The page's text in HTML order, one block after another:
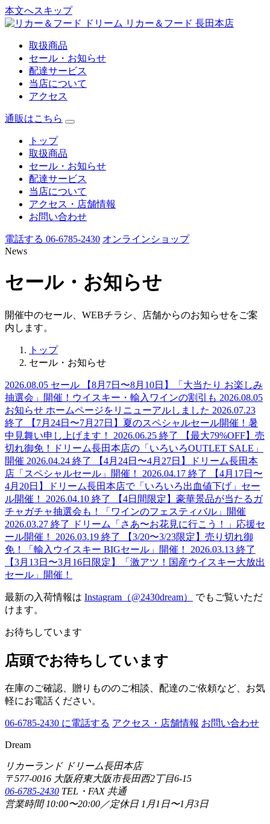
本文へスキップ
リカー＆フード 長田本店
取扱商品
セール・お知らせ
配達サービス
当店について
アクセス
通販はこちら
トップ
取扱商品
セール・お知らせ
配達サービス
当店について
アクセス・店舗情報
お問い合わせ
電話する 06-6785-2430 オンラインショップ
News
セール・お知らせ
開催中のセール、WEBチラシ、店舗からのお知らせをご案
内します。
トップ
セール・お知らせ
2026.08.05 セール
【8月7日〜8月10日】「大当たり お楽しみ
抽選会」開催！ウイスキー・輸入ワインの割引も 2026.08.05
お知らせ ホームページをリニューアルしました 2026.07.23
終了
【7月24日〜7月27日】夏のスペシャルセール開催！暑
中見舞い申し上げます！
2026.06.25 終了
【最大79%OFF】売
切れ御免！ドリーム長田本店の「いろいろOUTLET SALE」
開催 2026.04.24 終了
【4月24日〜4月27日】ドリーム長田本
店「スペシャルセール」開催！
2026.04.17 終了
【4月17日〜
4月20日】ドリーム長田本店で「いろいろ出血値下げ」セー
ル開催！
2026.04.10 終了
【4日間限定】豪華景品が当たるガ
チャガチャ抽選会も！「ワインのフェスティバル」開催
2026.03.27 終了
ドリーム「さあ〜お花見に行こう！」応援セ
ール開催！
2026.03.19 終了
【3/20〜3/23限定】売り切れ御
免！「輸入ウイスキー BIGセール」開催！
2026.03.13 終了
【3月13日〜3月16日限定】「激アツ！国産ウイスキー大放出
セール」開催！
最新の入荷情報は Instagram（@2430dream）
でもご覧いただ
けます。
お待ちしています
店頭でお待ちしています
在庫のご確認、贈りもののご相談、配達のご依頼など、お気
軽にお電話ください。
06-6785-2430 に電話する アクセス・店舗情報 お問い合わせ
Dream
リカーランド ドリーム長田本店
〒577-0016 大阪府東大阪市長田西2丁目6-15
06-6785-2430 TEL・FAX 共通
営業時間 10:00〜20:00／定休日 1月1日〜1月3日